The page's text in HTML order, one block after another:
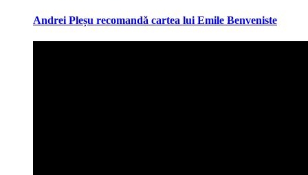
Andrei Pleșu recomandă cartea lui Emile Benveniste